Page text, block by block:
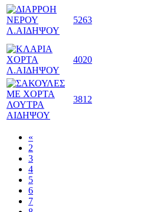
5263
4020
3812
«
2
3
4
5
6
7